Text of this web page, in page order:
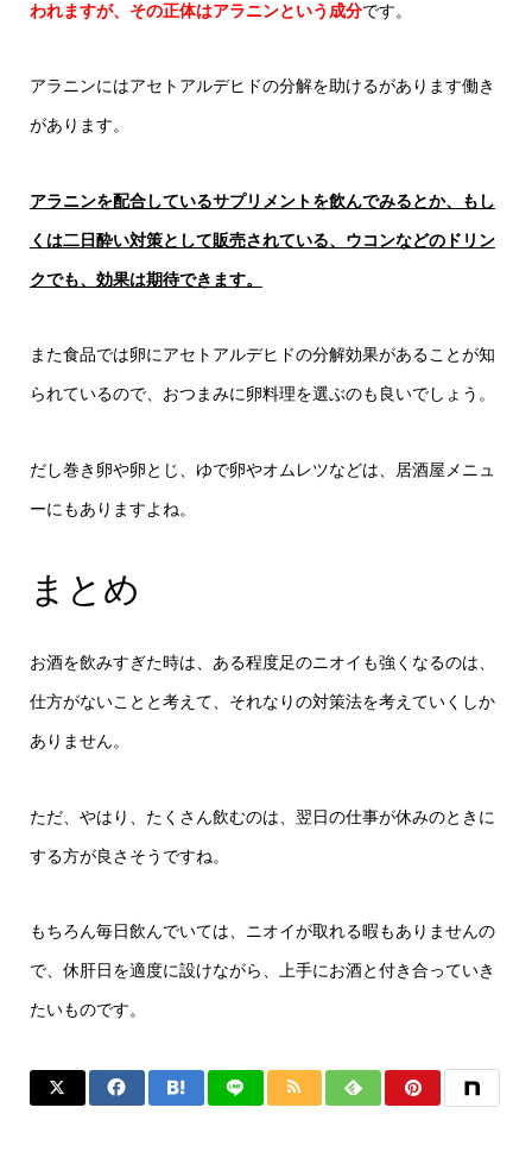
われますが、その正体はアラニンという成分です。
アラニンにはアセトアルデヒドの分解を助けるがあります働き
があります。
アラニンを配合しているサプリメントを飲んでみるとか、もし
くは二日酔い対策として販売されている、ウコンなどのドリン
クでも、効果は期待できます。
また食品では卵にアセトアルデヒドの分解効果があることが知
られているので、おつまみに卵料理を選ぶのも良いでしょう。
だし巻き卵や卵とじ、ゆで卵やオムレツなどは、居酒屋メニュ
ーにもありますよね。
まとめ
お酒を飲みすぎた時は、ある程度足のニオイも強くなるのは、
仕方がないことと考えて、それなりの対策法を考えていくしか
ありません。
ただ、やはり、たくさん飲むのは、翌日の仕事が休みのときに
する方が良さそうですね。
もちろん毎日飲んでいては、ニオイが取れる暇もありませんの
で、休肝日を適度に設けながら、上手にお酒と付き合っていき
たいものです。